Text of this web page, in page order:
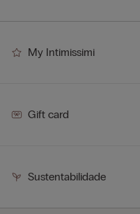
My Intimissimi
Gift card
Sustentabilidade